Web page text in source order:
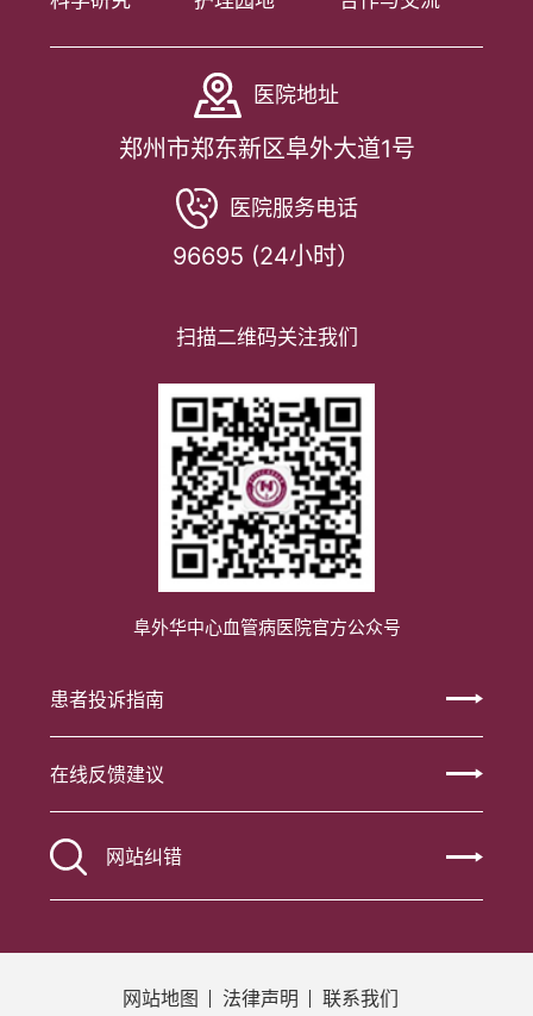
医院地址
郑州市郑东新区阜外大道1号
医院服务电话
96695 (24小时）
扫描二维码关注我们
阜外华中心血管病医院官方公众号
患者投诉指南
在线反馈建议
网站纠错
网站地图 法律声明 联系我们